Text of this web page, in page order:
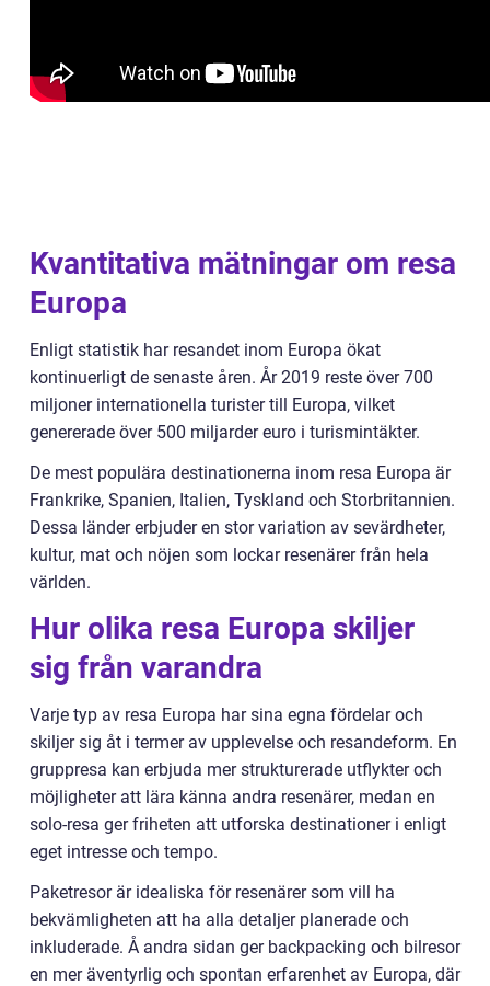
Kvantitativa mätningar om resa
Europa
Enligt statistik har resandet inom Europa ökat
kontinuerligt de senaste åren. År 2019 reste över 700
miljoner internationella turister till Europa, vilket
genererade över 500 miljarder euro i turismintäkter.
De mest populära destinationerna inom resa Europa är
Frankrike, Spanien, Italien, Tyskland och Storbritannien.
Dessa länder erbjuder en stor variation av sevärdheter,
kultur, mat och nöjen som lockar resenärer från hela
världen.
Hur olika resa Europa skiljer
sig från varandra
Varje typ av resa Europa har sina egna fördelar och
skiljer sig åt i termer av upplevelse och resandeform. En
gruppresa kan erbjuda mer strukturerade utflykter och
möjligheter att lära känna andra resenärer, medan en
solo-resa ger friheten att utforska destinationer i enligt
eget intresse och tempo.
Paketresor är idealiska för resenärer som vill ha
bekvämligheten att ha alla detaljer planerade och
inkluderade. Å andra sidan ger backpacking och bilresor
en mer äventyrlig och spontan erfarenhet av Europa, där